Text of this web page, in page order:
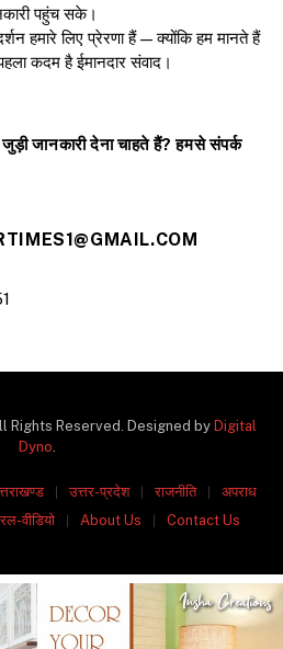
पहुंच सके।
हमारे लिए प्रेरणा हैं — क्योंकि हम मानते हैं
कदम है ईमानदार संवाद।
जानकारी देना चाहते हैं? हमसे संपर्क
Rights Reserved. Designed by Digital
Dyno.
उत्तर-प्रदेश राजनीति
अपराध
वीडियो About Us Contact Us